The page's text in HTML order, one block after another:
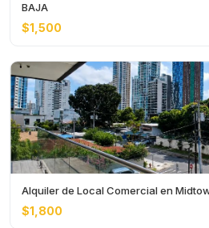
BAJA
$1,500
Alquiler de Local Comercial en
$1,800